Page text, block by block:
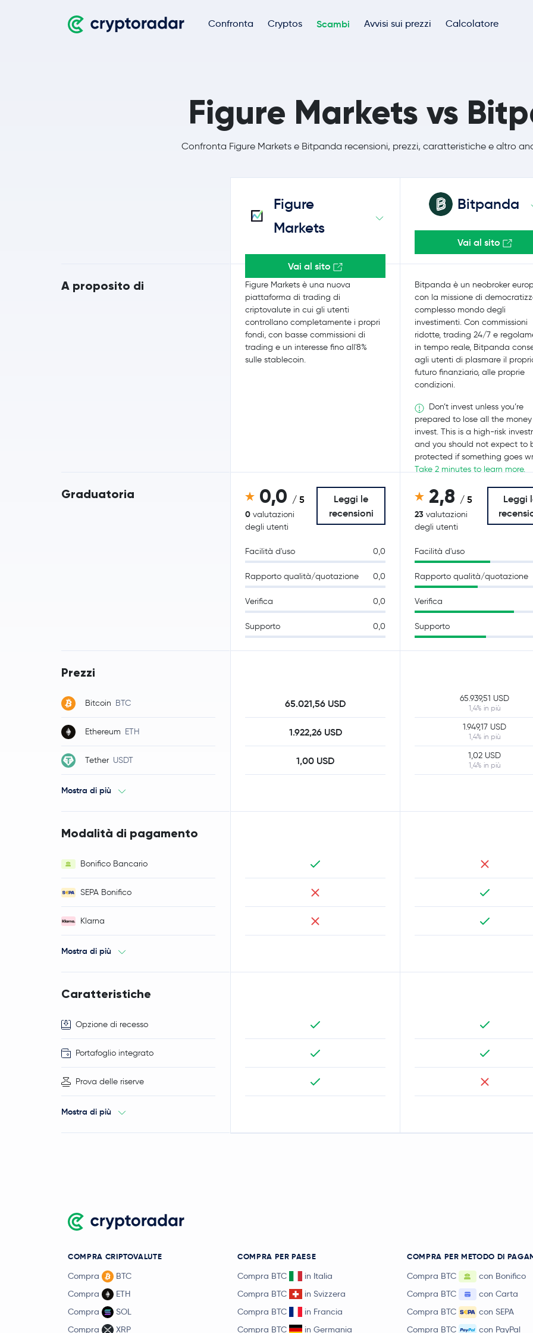
Confronta Cryptos Scambi Avvisi sui prezzi Calcolatore
Figure Markets vs
Confronta Figure Markets e Bitpanda recensioni, prezzi, caratteristiche e altro
A proposito di
Graduatoria
Prezzi
Bitcoin BTC
Ethereum ETH
Tether USDT
Mostra di più
Modalità di pagamento
Bonifico Bancario
SEPA Bonifico
Klarna
Mostra di più
Caratteristiche
Opzione di recesso
Portafoglio integrato
Prova delle riserve
Mostra di più
Figure
Markets
Vai al sito
Figure Markets è una nuova
piattaforma di trading di
criptovalute in cui gli utenti
controllano completamente i propri
fondi, con basse commissioni di
trading e un interesse fino all'8%
sulle stablecoin.
0,0 / 5
0 valutazioni
degli utenti
Leggi le
recensioni
Facilità d'uso 0,0
Rapporto qualità/quotazione 0,0
Verifica 0,0
Supporto 0,0
65.021,56 USD
1.922,26 USD
1,00 USD
Bitpanda
Vai al sito
Bitpanda è un neobroker
con la missione di
complesso mondo degli
investimenti. Con commissioni
ridotte, trading 24/7 e
in tempo reale, Bitpanda
agli utenti di plasmare il
futuro finanziario, alle proprie
condizioni.
Don’t invest unless you’re
prepared to lose all the money
invest. This is a high-risk
and you should not expect to
protected if something goes
Take 2 minutes to learn more.
2,8 / 5
23 valutazioni
degli utenti
Leggi
Facilità d'uso
Rapporto qualità/quotazione
Verifica
Supporto
65.939,51 USD
1,4% in più
1.949,17 USD
1,4% in più
1,02 USD
1,4% in più
COMPRA CRIPTOVALUTE
Compra
BTC
Compra
ETH
Compra
SOL
Compra
XRP
COMPRA PER PAESE
Compra BTC
in Italia
Compra BTC
in Svizzera
Compra BTC
in Francia
Compra BTC
in Germania
COMPRA PER METODO DI
Compra BTC
con Bonifico
Compra BTC
con Carta
Compra BTC
con SEPA
Compra BTC
con PayPal